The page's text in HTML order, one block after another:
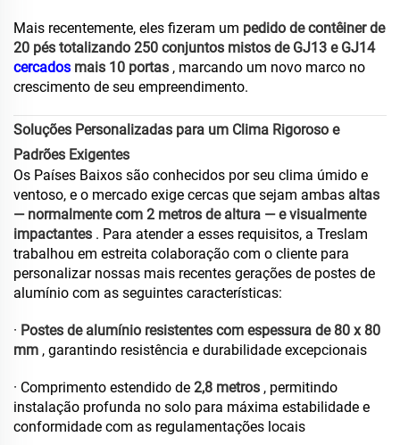
Mais recentemente, eles fizeram um pedido de contêiner de
20 pés totalizando 250 conjuntos mistos de GJ13 e GJ14
cercados mais 10 portas , marcando um novo marco no
crescimento de seu empreendimento.
Soluções Personalizadas para um Clima Rigoroso e
Padrões Exigentes
Os Países Baixos são conhecidos por seu clima úmido e
ventoso, e o mercado exige cercas que sejam ambas altas
— normalmente com 2 metros de altura — e visualmente
impactantes . Para atender a esses requisitos, a Treslam
trabalhou em estreita colaboração com o cliente para
personalizar nossas mais recentes gerações de postes de
alumínio com as seguintes características:
· Postes de alumínio resistentes com espessura de 80 x 80
mm , garantindo resistência e durabilidade excepcionais
· Comprimento estendido de 2,8 metros , permitindo
instalação profunda no solo para máxima estabilidade e
conformidade com as regulamentações locais